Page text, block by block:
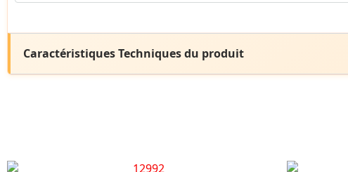
Caractéristiques Techniques du produit